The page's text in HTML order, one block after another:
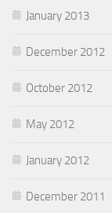
January 2013
December 2012
October 2012
May 2012
January 2012
December 2011